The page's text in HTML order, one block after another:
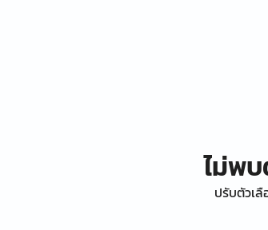
ไม่พ
ปรับตัวเ